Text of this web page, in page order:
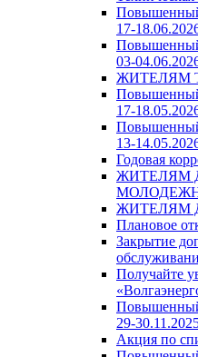
17-
03-
ЖИТЕЛЯМ
17-
13-
Годовая
ЖИТЕЛЯМ
ЖИТЕЛЯМ
Плановое
Закрытие
Получайте
29-
Акция по